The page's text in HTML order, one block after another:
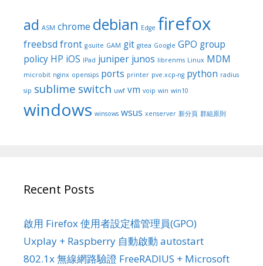
ad ASM chrome debian Edge firefox
freebsd front g-suite GAM git gitea Google GPO group
policy HP iOS IPad juniper junos librenms Linux MDM
microbit nginx opensips ports printer pve.xcp-ng python radius
sip sublime switch uwf vm voip win win10
windows winsows wsus xenserver 新分頁 群組原則
Recent Posts
啟用 Firefox 使用者設定檔管理員(GPO)
Uxplay + Raspberry 自動啟動 autostart
802.1x 無線網路驗證 FreeRADIUS + Microsoft